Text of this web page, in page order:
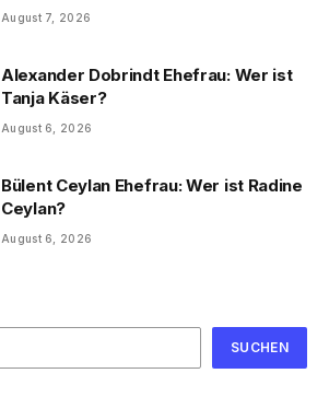
August 7, 2026
Alexander Dobrindt Ehefrau: Wer ist
Tanja Käser?
August 6, 2026
Bülent Ceylan Ehefrau: Wer ist Radine
Ceylan?
August 6, 2026
SUCHEN